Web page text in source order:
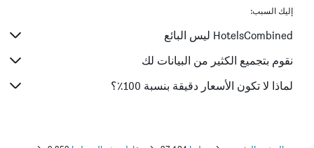
إليك السبب:
HotelsCombined ليس البائع
نقوم بتجميع الكثير من البيانات لك
لماذا لا تكون الأسعار دقيقة بنسبة 100٪؟